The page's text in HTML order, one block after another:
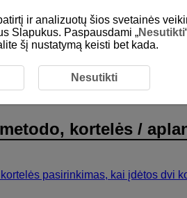
kortelės /
kortelės pasirinkimas, kai įdėtos dvi
ir analizuotų šios svetainės
Slapukus. Paspausdami „Nesutikti
šį nustatymą keisti bet kada.
Nesutikti